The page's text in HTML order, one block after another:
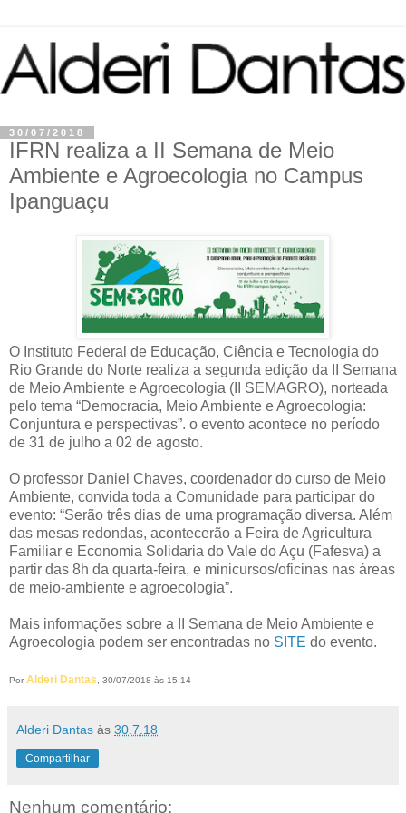
30/07/2018
IFRN realiza a II Semana de Meio
Ambiente e Agroecologia no Campus
Ipanguaçu
O Instituto Federal de Educação, Ciência e Tecnologia do
Rio Grande do Norte realiza a segunda edição da II Semana
de Meio Ambiente e Agroecologia (II SEMAGRO), norteada
pelo tema “Democracia, Meio Ambiente e Agroecologia:
Conjuntura e perspectivas”. o evento acontece no período
de 31 de julho a 02 de agosto.
O professor Daniel Chaves, coordenador do curso de Meio
Ambiente, convida toda a Comunidade para participar do
evento: “Serão três dias de uma programação diversa. Além
das mesas redondas, acontecerão a Feira de Agricultura
Familiar e Economia Solidaria do Vale do Açu (Fafesva) a
partir das 8h da quarta-feira, e minicursos/oficinas nas áreas
de meio-ambiente e agroecologia”.
Mais informações sobre a II Semana de Meio Ambiente e
Agroecologia podem ser encontradas no SITE do evento.
Por Alderi Dantas, 30/07/2018 às 15:14
Alderi Dantas às 30.7.18
Compartilhar
Nenhum comentário: